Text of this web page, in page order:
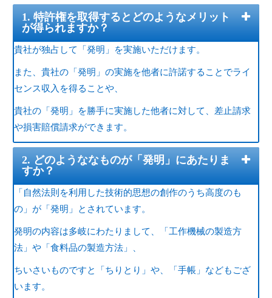
1. 特許権を取得するとどのようなメリット
が得られますか？
貴社が独占して「発明」を実施いただけます。
また、貴社の「発明」の実施を他者に許諾することでライ
センス収入を得ることや、
貴社の「発明」を勝手に実施した他者に対して、差止請求
や損害賠償請求ができます。
2. どのようななものが「発明」にあたりま
すか？
「自然法則を利用した技術的思想の創作のうち高度のも
の」が「発明」とされています。
発明の内容は多岐にわたりまして、「工作機械の製造方
法」や「食料品の製造方法」、
ちいさいものですと「ちりとり」や、「手帳」などもござ
います。